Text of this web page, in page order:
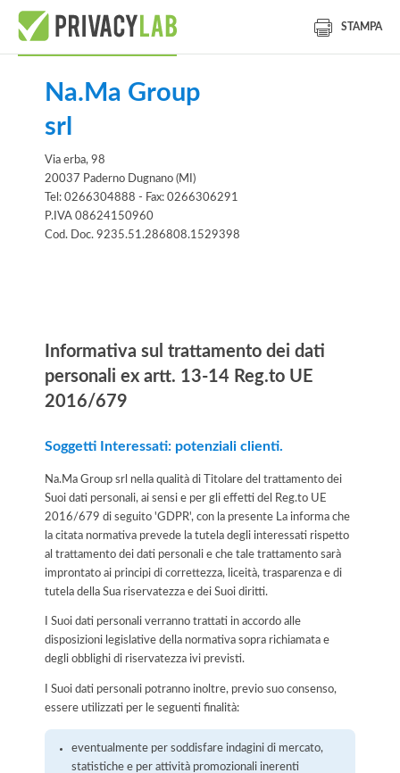
STAMPA
Na.Ma Group
srl
Via erba, 98
20037 Paderno Dugnano (MI)
Tel: 0266304888 - Fax: 0266306291
P.IVA 08624150960
Cod. Doc. 9235.51.286808.1529398
Informativa sul trattamento dei dati
personali ex artt. 13-14 Reg.to UE
2016/679
Soggetti Interessati: potenziali clienti.
Na.Ma Group srl nella qualità di Titolare del trattamento dei
Suoi dati personali, ai sensi e per gli effetti del Reg.to UE
2016/679 di seguito 'GDPR', con la presente La informa che
la citata normativa prevede la tutela degli interessati rispetto
al trattamento dei dati personali e che tale trattamento sarà
improntato ai principi di correttezza, liceità, trasparenza e di
tutela della Sua riservatezza e dei Suoi diritti.
I Suoi dati personali verranno trattati in accordo alle
disposizioni legislative della normativa sopra richiamata e
degli obblighi di riservatezza ivi previsti.
I Suoi dati personali potranno inoltre, previo suo consenso,
essere utilizzati per le seguenti finalità:
eventualmente per soddisfare indagini di mercato,
statistiche e per attività promozionali inerenti